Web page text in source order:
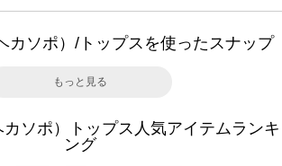
カソポ）/トップスを使ったスナップ
もっと見る
ソポ）トップス人気アイテムランキ
ング